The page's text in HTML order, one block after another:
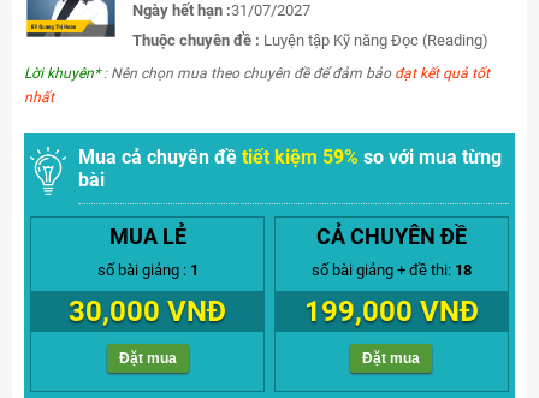
Ngày hết hạn :31/07/2027
Thuộc chuyên đề : Luyện tập Kỹ năng Đọc (Reading)
Lời khuyên*: Nên chọn mua theo chuyên đề để đảm bảo đạt kết quả tốt
nhất
Mua cả chuyên đề tiết kiệm 59% so với mua từng
bài
MUA LẺ
số bài giảng : 1
30,000 VNĐ
Đặt mua
CẢ CHUYÊN ĐỀ
số bài giảng + đề thi: 18
199,000 VNĐ
Đặt mua